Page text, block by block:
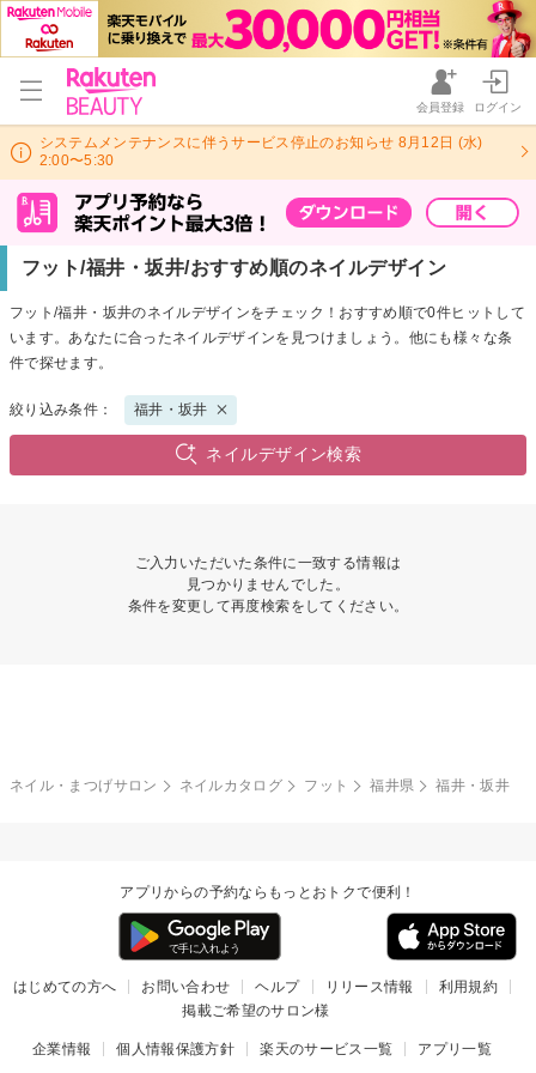
会員登録 ログイン
システムメンテナンスに伴うサービス停止のお知らせ 8月12日 (水)
2:00〜5:30
フット/福井・坂井/おすすめ順のネイルデザイン
フット/福井・坂井のネイルデザインをチェック！おすすめ順で0件ヒットして
います。あなたに合ったネイルデザインを見つけましょう。他にも様々な条
件で探せます。
絞り込み条件： 福井・坂井
ネイルデザイン検索
ご入力いただいた条件に一致する情報は
見つかりませんでした。
条件を変更して再度検索をしてください。
ネイル・まつげサロン ネイルカタログ フット 福井県 福井・坂井
アプリからの予約ならもっとおトクで便利！
はじめての方へ お問い合わせ ヘルプ リリース情報
利用規約
掲載ご希望のサロン様
企業情報 個人情報保護方針 楽天のサービス一覧 アプリ一覧